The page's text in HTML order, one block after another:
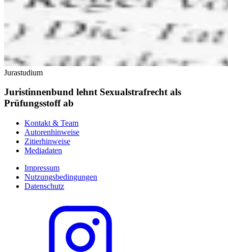
Jurastudium
Juristinnenbund lehnt Sexualstrafrecht als
Prüfungsstoff ab
Kontakt & Team
Autorenhinweise
Zitierhinweise
Mediadaten
Impressum
Nutzungsbedingungen
Datenschutz